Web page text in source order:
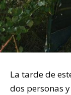
La tarde de
dos personas